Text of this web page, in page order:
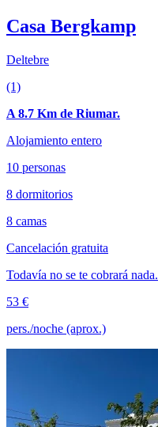
Casa Bergkamp
Deltebre
(1)
A 8.7 Km de Riumar.
Alojamiento entero
10 personas
8 dormitorios
8 camas
Cancelación gratuita
Todavía no se te cobrará nada.
53 €
pers./noche (aprox.)